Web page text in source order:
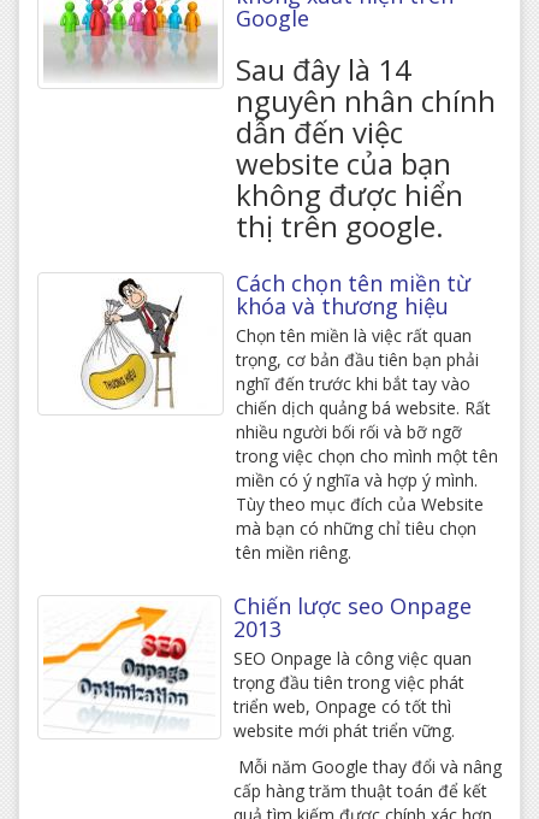
Google
Sau đây là 14
nguyên nhân chính
dẫn đến việc
website của bạn
không được hiển
thị trên google.
Cách chọn tên miền từ
khóa và thương hiệu
Chọn tên miền là việc rất quan
trọng, cơ bản đầu tiên bạn phải
nghĩ đến trước khi bắt tay vào
chiến dịch quảng bá website. Rất
nhiều người bối rối và bỡ ngỡ
trong việc chọn cho mình một tên
miền có ý nghĩa và hợp ý mình.
Tùy theo mục đích của Website
mà bạn có những chỉ tiêu chọn
tên miền riêng.
Chiến lược seo Onpage
2013
SEO Onpage là công việc quan
trọng đầu tiên trong việc phát
triển web, Onpage có tốt thì
website mới phát triển vững.
Mỗi năm Google thay đổi và nâng
cấp hàng trăm thuật toán để kết